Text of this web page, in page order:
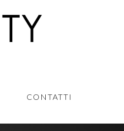
CONTATTI